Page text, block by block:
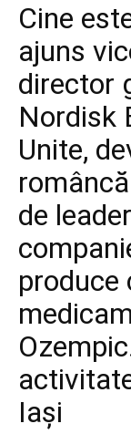
Cine
ajuns
director
Nordisk
Unite,
de
produce
Iași